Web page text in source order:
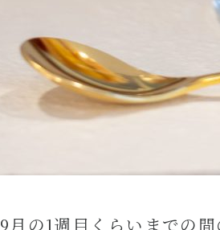
月の1週目くらいまでの